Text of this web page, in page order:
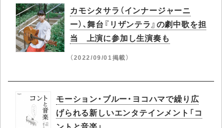
カモシタサラ（インナージャーニ
ー）、舞台『リザンテラ』の劇中歌を担
当 上演に参加し生演奏も
（2022/09/01掲載）
モーション・ブルー・ヨコハマで繰り広
げられる新しいエンタテインメント「コ